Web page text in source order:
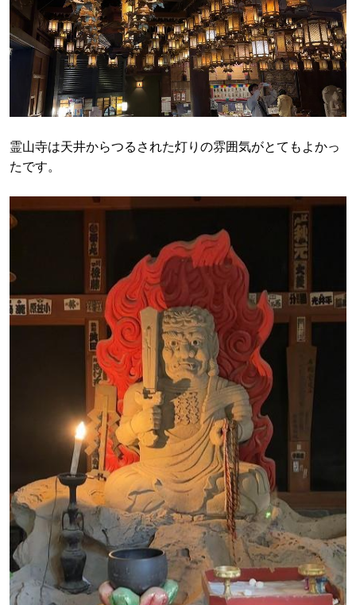
霊山寺は天井からつるされた灯りの雰囲気がとてもよかっ
たです。